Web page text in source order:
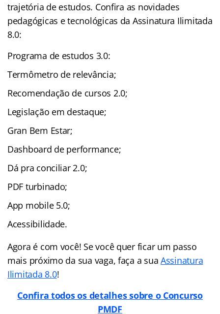
trajetória de estudos. Confira as novidades
pedagógicas e tecnológicas da Assinatura Ilimitada
8.0:
Programa de estudos 3.0:
Termômetro de relevância;
Recomendação de cursos 2.0;
Legislação em destaque;
Gran Bem Estar;
Dashboard de performance;
Dá pra conciliar 2.0;
PDF turbinado;
App mobile 5.0;
Acessibilidade.
Agora é com você! Se você quer ficar um passo
mais próximo da sua vaga, faça a suaAssinatura
Ilimitada 8.0!
Confira todos os detalhes sobre o Concurso
PMDF